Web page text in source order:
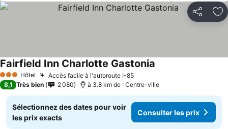
Partager
3 ÉtoilesHôtel Accès facile à l'autoroute I-85
Fairfield Inn Charlotte Gastonia
8,1 Très bien 2 080 à 3.8 km de : Centre-ville
Sélectionnez des dates pour voir
les prix exacts
Consulter les prix